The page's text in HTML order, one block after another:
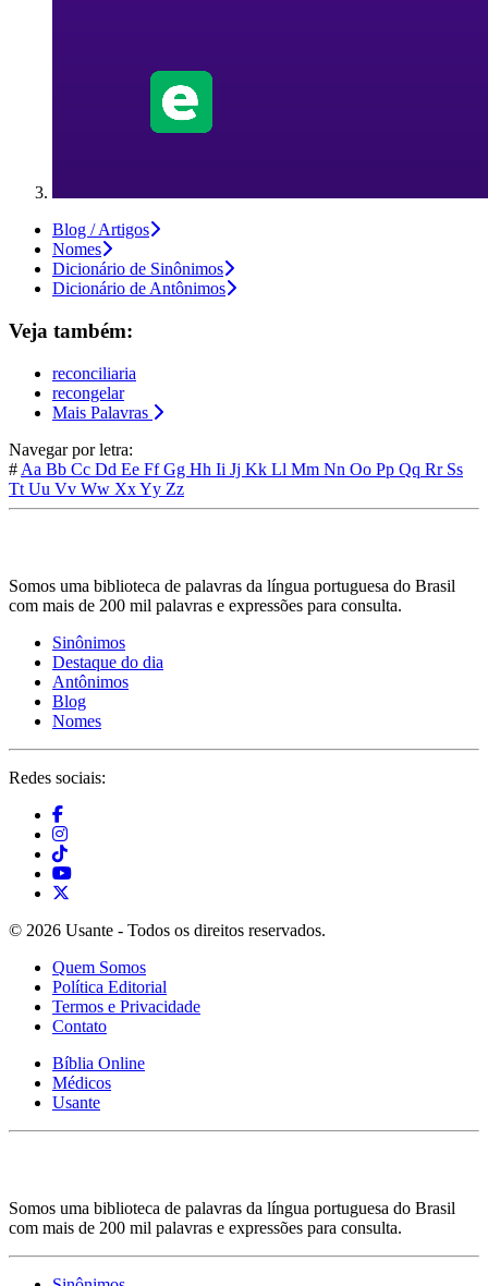
Blog / Artigos
Nomes
Dicionário de Sinônimos
Dicionário de Antônimos
Veja também:
reconciliaria
recongelar
Mais Palavras
Navegar por letra:
# Aa Bb Cc Dd Ee FfGg Hh Ii Jj Kk Ll Mm Nn Oo Pp Qq Rr Ss
Tt Uu Vv Ww XxYy Zz
Somos uma biblioteca de palavras da língua portuguesa do Brasil
com mais de 200 mil palavras e expressões para consulta.
Sinônimos
Destaque do dia
Antônimos
Blog
Nomes
Redes sociais:
© 2026 Usante - Todos os direitos reservados.
Quem Somos
Política Editorial
Termos e Privacidade
Contato
Bíblia Online
Médicos
Usante
Somos uma biblioteca de palavras da língua portuguesa do Brasil
com mais de 200 mil palavras e expressões para consulta.